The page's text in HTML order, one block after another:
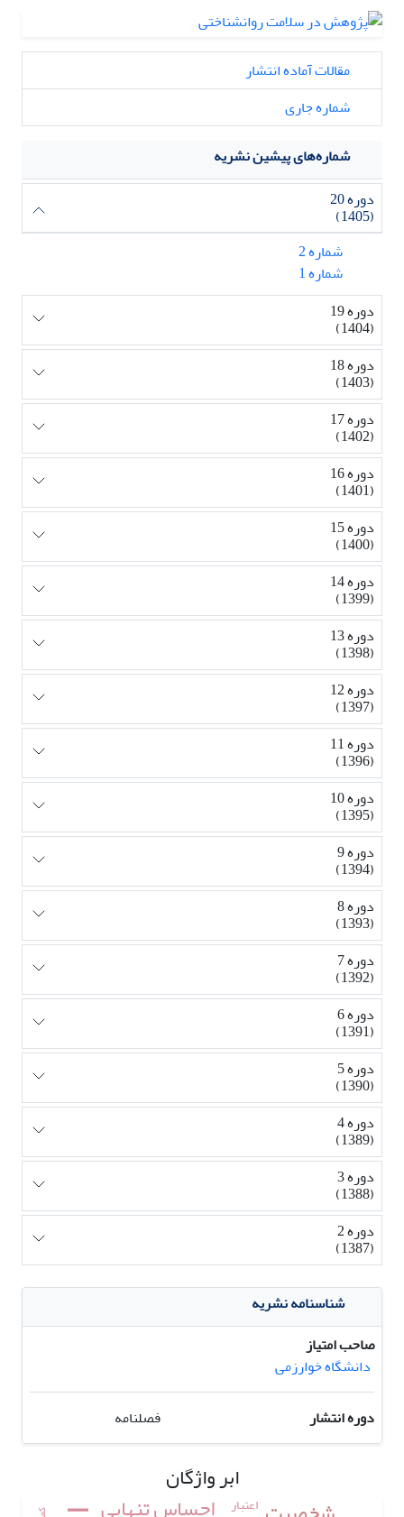
مقالات آماده انتشار
شماره جاری
شماره‌های پیشین نشریه
دوره 20
(1405)
شماره 2
شماره 1
دوره 19
(1404)
دوره 18
(1403)
دوره 17
(1402)
دوره 16
(1401)
دوره 15
(1400)
دوره 14
(1399)
دوره 13
(1398)
دوره 12
(1397)
دوره 11
(1396)
دوره 10
(1395)
دوره 9
(1394)
دوره 8
(1393)
دوره 7
(1392)
دوره 6
(1391)
دوره 5
(1390)
دوره 4
(1389)
دوره 3
(1388)
دوره 2
(1387)
شناسنامه نشریه
صاحب امتیاز
دانشگاه خوارزمی
دوره انتشار
فصلنامه
ابر واژگان
اعتبار